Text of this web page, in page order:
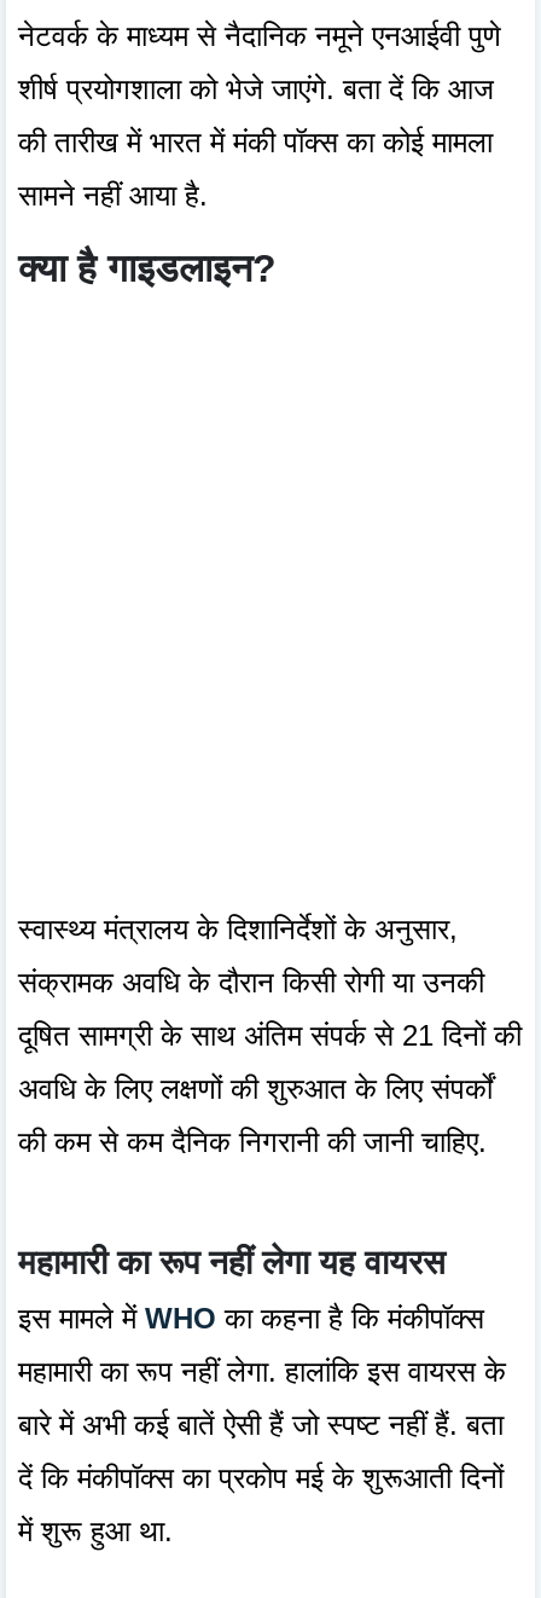
नेटवर्क के माध्यम से नैदानिक ​​नमूने एनआईवी पुणे
शीर्ष प्रयोगशाला को भेजे जाएंगे. बता दें कि आज
की तारीख में भारत में मंकी पॉक्स का कोई मामला
सामने नहीं आया है.
क्या है गाइडलाइन?
स्वास्थ्य मंत्रालय के दिशानिर्देशों के अनुसार,
संक्रामक अवधि के दौरान किसी रोगी या उनकी
दूषित सामग्री के साथ अंतिम संपर्क से 21 दिनों की
अवधि के लिए लक्षणों की शुरुआत के लिए संपर्कों
की कम से कम दैनिक निगरानी की जानी चाहिए.
महामारी का रूप नहीं लेगा यह वायरस
इस मामले में WHO का कहना है कि मंकीपॉक्स
महामारी का रूप नहीं लेगा. हालांकि इस वायरस के
बारे में अभी कई बातें ऐसी हैं जो स्पष्ट नहीं हैं. बता
दें कि मंकीपॉक्स का प्रकोप मई के शुरूआती दिनों
में शुरू हुआ था.